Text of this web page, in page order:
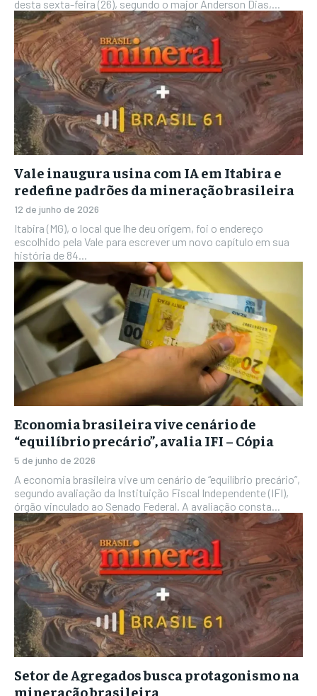
desta sexta-feira (26), segundo o major Anderson Dias,...
Vale inaugura usina com IA em Itabira e
redefine padrões da mineração brasileira
12 de junho de 2026
Itabira (MG), o local que lhe deu origem, foi o endereço
escolhido pela Vale para escrever um novo capítulo em sua
história de 84...
Economia brasileira vive cenário de
“equilíbrio precário”, avalia IFI – Cópia
5 de junho de 2026
A economia brasileira vive um cenário de “equilíbrio precário”,
segundo avaliação da Instituição Fiscal Independente (IFI),
órgão vinculado ao Senado Federal. A avaliação consta...
Setor de Agregados busca protagonismo na
mineração brasileira